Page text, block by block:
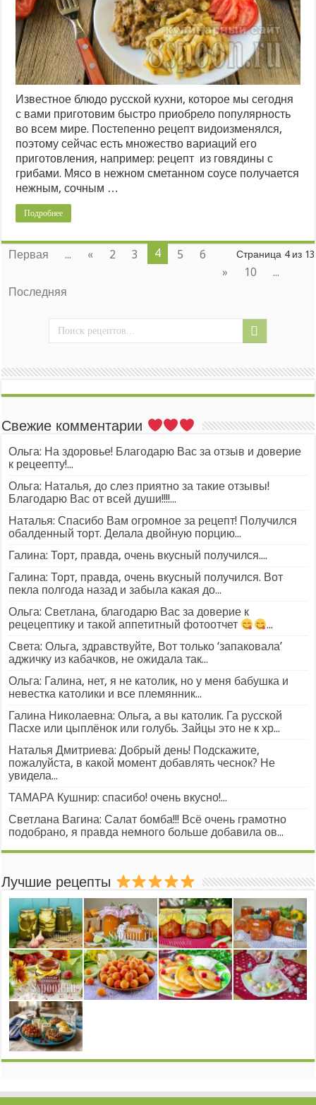
Известное блюдо русской кухни, которое мы сегодня
с вами приготовим быстро приобрело популярность
во всем мире. Постепенно рецепт видоизменялся,
поэтому сейчас есть множество вариаций его
приготовления, например: рецепт из говядины с
грибами. Мясо в нежном сметанном соусе получается
нежным, сочным …
Подробнее
Страница 4 из 13
Первая ... « 2 3 4 5
6
»
10
...
Последняя
Свежие комментарии
Ольга: На здоровье! Благодарю Вас за отзыв и доверие
к рецеепту!...
Ольга: Наталья, до слез приятно за такие отзывы!
Благодарю Вас от всей души!!!!...
Наталья: Спасибо Вам огромное за рецепт! Получился
обалденный торт. Делала двойную порцию...
Галина: Торт, правда, очень вкусный получился....
Галина: Торт, правда, очень вкусный получился. Вот
пекла полгода назад и забыла какая до...
Ольга: Светлана, благодарю Вас за доверие к
рецецептику и такой аппетитный фотоотчет
...
Света: Ольга, здравствуйте, Вот только ‘запаковала’
аджичку из кабачков, не ожидала так...
Ольга: Галина, нет, я не католик, но у меня бабушка и
невестка католики и все племянник...
Галина Николаевна: Ольга, а вы католик. Га русской
Пасхе или цыплёнок или голубь. Зайцы это не к хр...
Наталья Дмитриева: Добрый день! Подскажите,
пожалуйста, в какой момент добавлять чеснок? Не
увидела...
ТАМАРА Кушнир: спасибо! очень вкусно!...
Светлана Вагина: Салат бомба!!! Всё очень грамотно
подобрано, я правда немного больше добавила ов...
Лучшие рецепты